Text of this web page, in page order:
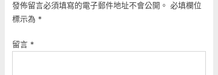
發佈留言必須填寫的電子郵件地址不會公開。 必填欄位
標示為 *
留言 *